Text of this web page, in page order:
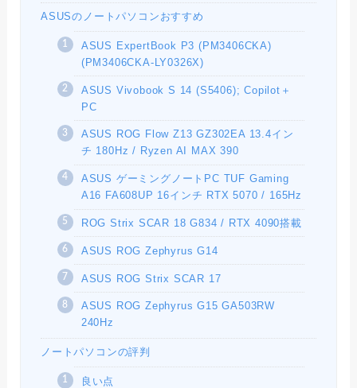
ASUSのノートパソコンおすすめ
ASUS ExpertBook P3 (PM3406CKA)
(PM3406CKA-LY0326X)
ASUS Vivobook S 14 (S5406); Copilot＋
PC
ASUS ROG Flow Z13 GZ302EA 13.4イン
チ 180Hz / Ryzen AI MAX 390
ASUS ゲーミングノートPC TUF Gaming
A16 FA608UP 16インチ RTX 5070 / 165Hz
ROG Strix SCAR 18 G834 / RTX 4090搭載
ASUS ROG Zephyrus G14
ASUS ROG Strix SCAR 17
ASUS ROG Zephyrus G15 GA503RW
240Hz
ノートパソコンの評判
良い点